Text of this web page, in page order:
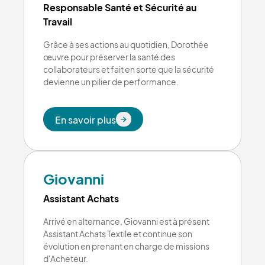
Responsable Santé et Sécurité au
Travail
Grâce à ses actions au quotidien, Dorothée
œuvre pour préserver la santé des
collaborateurs et fait en sorte que la sécurité
devienne un pilier de performance.
En savoir plus
En savoir plus
Giovanni
Assistant Achats
Arrivé en alternance, Giovanni est à présent
Assistant Achats Textile et continue son
évolution en prenant en charge de missions
d'Acheteur.